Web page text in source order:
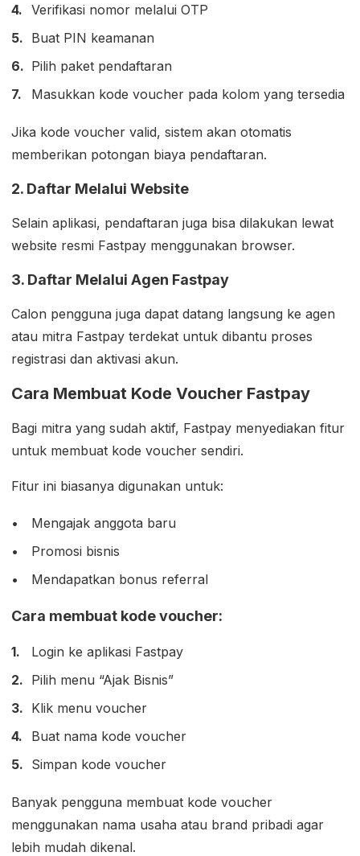
Verifikasi nomor melalui OTP
Buat PIN keamanan
Pilih paket pendaftaran
Masukkan kode voucher pada kolom yang tersedia
Jika kode voucher valid, sistem akan otomatis
memberikan potongan biaya pendaftaran.
2. Daftar Melalui Website
Selain aplikasi, pendaftaran juga bisa dilakukan lewat
website resmi Fastpay menggunakan browser.
3. Daftar Melalui Agen Fastpay
Calon pengguna juga dapat datang langsung ke agen
atau mitra Fastpay terdekat untuk dibantu proses
registrasi dan aktivasi akun.
Cara Membuat Kode Voucher Fastpay
Bagi mitra yang sudah aktif, Fastpay menyediakan fitur
untuk membuat kode voucher sendiri.
Fitur ini biasanya digunakan untuk:
Mengajak anggota baru
Promosi bisnis
Mendapatkan bonus referral
Cara membuat kode voucher:
Login ke aplikasi Fastpay
Pilih menu “Ajak Bisnis”
Klik menu voucher
Buat nama kode voucher
Simpan kode voucher
Banyak pengguna membuat kode voucher
menggunakan nama usaha atau brand pribadi agar
lebih mudah dikenal.